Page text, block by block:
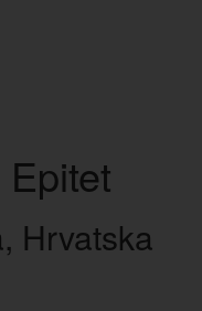
Hrvatska